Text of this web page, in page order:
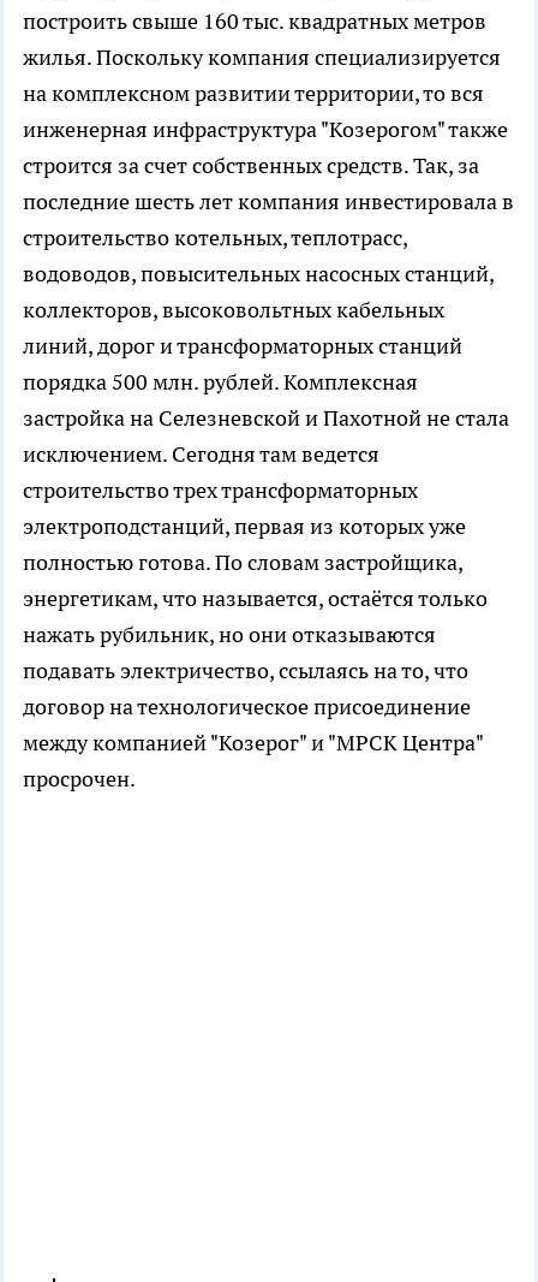
построить свыше 160 тыс. квадратных метров
жилья. Поскольку компания специализируется
на комплексном развитии территории, то вся
инженерная инфраструктура "Козерогом" также
строится за счет собственных средств. Так, за
последние шесть лет компания инвестировала в
строительство котельных, теплотрасс,
водоводов, повысительных насосных станций,
коллекторов, высоковольтных кабельных
линий, дорог и трансформаторных станций
порядка 500 млн. рублей. Комплексная
застройка на Селезневской и Пахотной не стала
исключением. Сегодня там ведется
строительство трех трансформаторных
электроподстанций, первая из которых уже
полностью готова. По словам застройщика,
энергетикам, что называется, остаётся только
нажать рубильник, но они отказываются
подавать электричество, ссылаясь на то, что
договор на технологическое присоединение
между компанией "Козерог" и "МРСК Центра"
просрочен.